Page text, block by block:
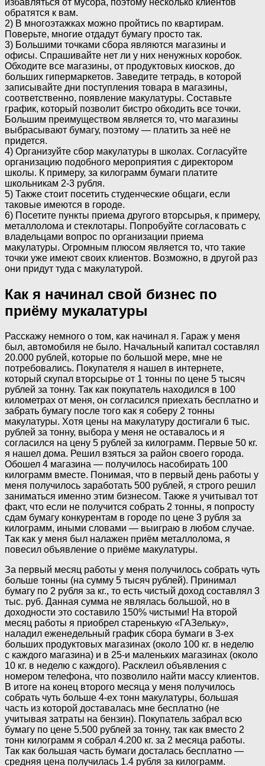
избавляться от мусора, поэтому несколько клиентов
обратятся к вам.
2) В многоэтажках можно пройтись по квартирам.
Поверьте, многие отдадут бумагу просто так.
3) Большими точками сбора являются магазины и
офисы. Спрашивайте нет ли у них ненужных коробок.
Обходите все магазины, от продуктовых киосков, до
больших гипермаркетов. Заведите тетрадь, в которой
записывайте дни поступления товара в магазины,
соответственно, появление макулатуры. Составьте
график, который позволит бистро обходить все точки.
Большим преимуществом является то, что магазины
выбрасывают бумагу, поэтому — платить за неё не
придется.
4) Организуйте сбор макулатуры в школах. Согласуйте
организацию подобного мероприятия с директором
школы. К примеру, за килограмм бумаги платите
школьникам 2-3 рубля.
5) Также стоит посетить студенческие общаги, если
таковые имеются в городе.
6) Посетите пункты приема другого вторсырья, к примеру,
металлолома и стеклотары. Попробуйте согласовать с
владельцами вопрос по организации приема
макулатуры. Огромным плюсом является то, что такие
точки уже имеют своих клиентов. Возможно, в другой раз
они придут туда с макулатурой.
Как я начинал свой бизнес по
приёму мукалатуры
Расскажу немного о том, как начинал я. Гараж у меня
был, автомобиля не было. Начальный капитал составлял
20.000 рублей, которые по большой мере, мне не
потребовались. Покупателя я нашел в интернете,
который скупал вторсырье от 1 тонны по цене 5 тысяч
рублей за тонну. Так как покупатель находился в 100
километрах от меня, он согласился приехать бесплатно и
забрать бумагу после того как я соберу 2 тонны
макулатуры. Хотя цены на макулатуру достигали 6 тыс.
рублей за тонну, выбора у меня не оставалось и я
согласился на цену 5 рублей за килограмм. Первые 50 кг.
я нашел дома. Решил взяться за район своего города.
Обошел 4 магазина — получилось насобирать 100
килограмм вместе. Понимая, что в первый день работы у
меня получилось заработать 500 рублей, я строго решил
заниматься именно этим бизнесом. Также я учитывал тот
факт, что если не получится собрать 2 тонны, я попросту
сдам бумагу конкурентам в городе по цене 3 рубля за
килограмм, иными словами — выиграю в любом случае.
Так как у меня был налажен приём металлолома, я
повесил объявление о приёме макулатуры.
За первый месяц работы у меня получилось собрать чуть
больше тонны (на сумму 5 тысяч рублей). Принимал
бумагу по 2 рубля за кг., то есть чистый доход составлял 3
тыс. руб. Данная сумма не являлась большой, но в
доходности это составило 150% чистыми! На второй
месяц работы я приобрел старенькую «ГАЗельку»,
наладил еженедельный график сбора бумаги в 3-ех
больших продуктовых магазинах (около 100 кг. в неделю
с каждого магазина) и в 25-и маленьких магазинах (около
10 кг. в неделю с каждого). Расклеил объявления с
номером телефона, что позволило найти массу клиентов.
В итоге на конец второго месяца у меня получилось
собрать чуть больше 4-ех тонн макулатуры, большая
часть из которой доставалась мне бесплатно (не
учитывая затраты на бензин). Покупатель забрал всю
бумагу по цене 5.500 рублей за тонну, так как вместо 2
тонн килограмм я собрал 4.200 кг. за 2 месяца работы.
Так как большая часть бумаги досталась бесплатно —
средняя цена получилась 1.4 рубля за килограмм.